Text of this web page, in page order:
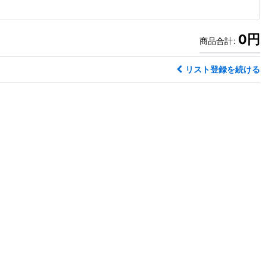
商品合計: 0円
リスト登録を続ける